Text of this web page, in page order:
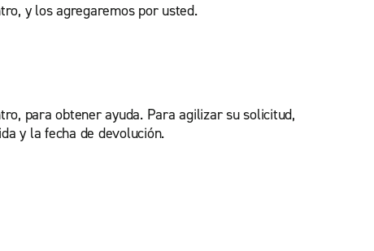
y los agregaremos por usted.
para obtener ayuda. Para agilizar su solicitud,
y la fecha de devolución.